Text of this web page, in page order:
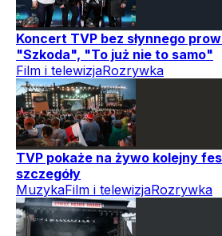
Koncert TVP bez słynnego
"Szkoda", "To już nie to samo"
Film i telewizjaRozrywka
TVP pokaże na żywo kolejny
szczegóły
MuzykaFilm i telewizjaRozrywka